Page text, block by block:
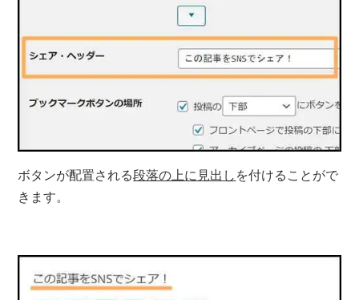
ボタンが配置される段落の上に見出し を付けることがで
きます。